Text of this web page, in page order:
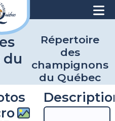
du
Répertoire
des
champignons
du Québec